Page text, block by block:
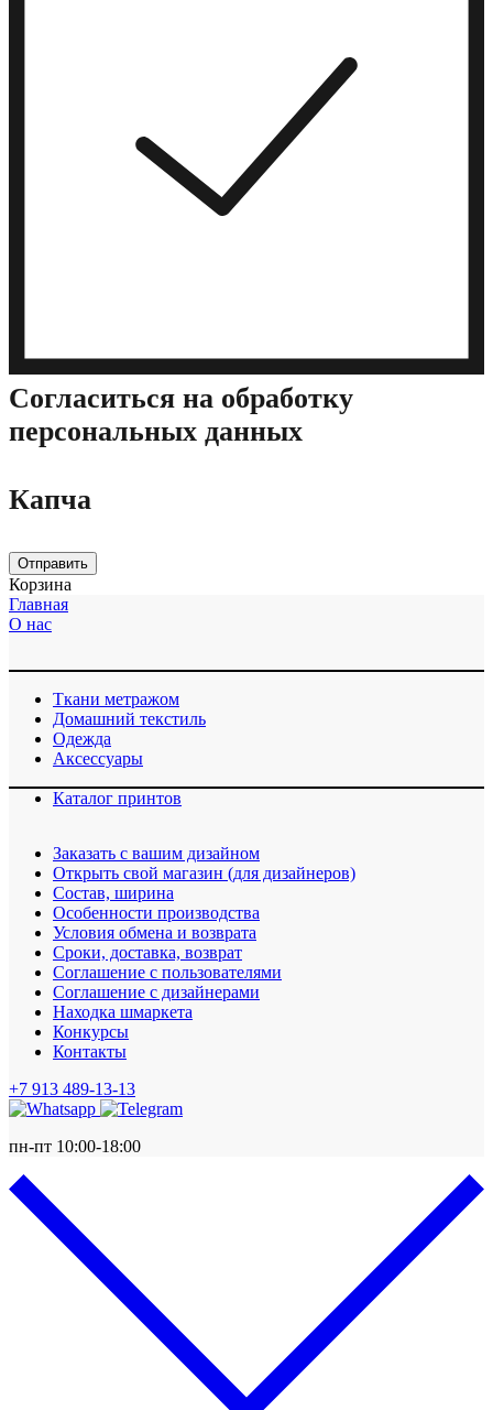
Cогласиться на обработку
персональных данных
Капча
Отправить
Корзина
Главная
О нас
Ткани метражом
Домашний текстиль
Одежда
Аксессуары
Каталог принтов
Заказать с вашим дизайном
Открыть свой магазин (для дизайнеров)
Cостав, ширина
Особенности производства
Условия обмена и возврата
Сроки, доставка, возврат
Соглашение с пользователями
Соглашение с дизайнерами
Находка шмаркета
Конкурсы
Контакты
+7 913 489-13-13
пн-пт 10:00-18:00